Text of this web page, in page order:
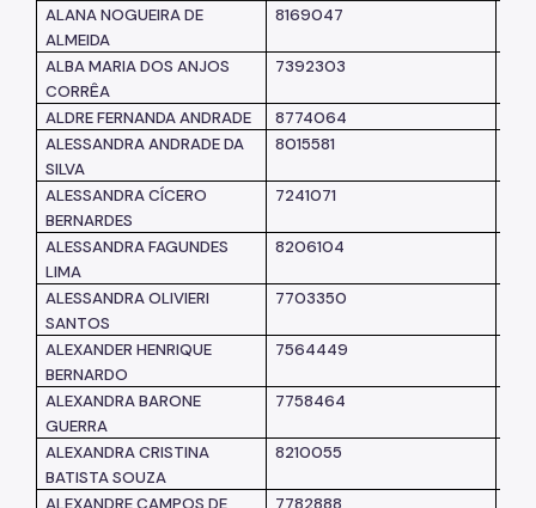
ALANA NOGUEIRA DE
ALMEIDA
8169047
ALBA MARIA DOS ANJOS
CORRÊA
7392303
ALDRE FERNANDA ANDRADE 8774064
ALESSANDRA ANDRADE DA
SILVA
8015581
ALESSANDRA CÍCERO
BERNARDES
7241071
ALESSANDRA FAGUNDES
LIMA
8206104
ALESSANDRA OLIVIERI
SANTOS
7703350
ALEXANDER HENRIQUE
BERNARDO
7564449
ALEXANDRA BARONE
GUERRA
7758464
ALEXANDRA CRISTINA
BATISTA SOUZA
8210055
ALEXANDRE CAMPOS DE
7782888